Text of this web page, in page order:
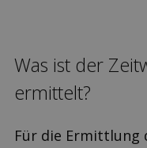
Was ist der
ermittelt?
Für die Ermittlung